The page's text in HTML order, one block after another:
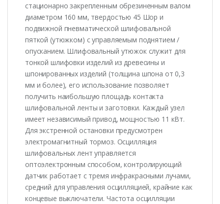
стационарно закрепленным обрезиненным валом
диаметром 160 мм, твердостью 45 Шор и
подвижной пневматической шлифовальной
пяткой (утюжком) с управляемым поднятием /
опусканием. Шлифовальный утюжок служит для
тонкой шлифовки изделий из древесины и
шпонированных изделий (толщина шпона от 0,3
мм и более), его использование позволяет
получить наибольшую площадь контакта
шлифовальной ленты и заготовки. Каждый узел
имеет независимый привод, мощностью 11 кВт.
Для экстренной остановки предусмотрен
электромагнитный тормоз. Осцилляция
шлифовальных лент управляется
оптоэлектронным способом, контролирующий
датчик работает с тремя инфракрасными лучами,
средний для управления осцилляцией, крайние как
концевые выключатели. Частота осцилляции